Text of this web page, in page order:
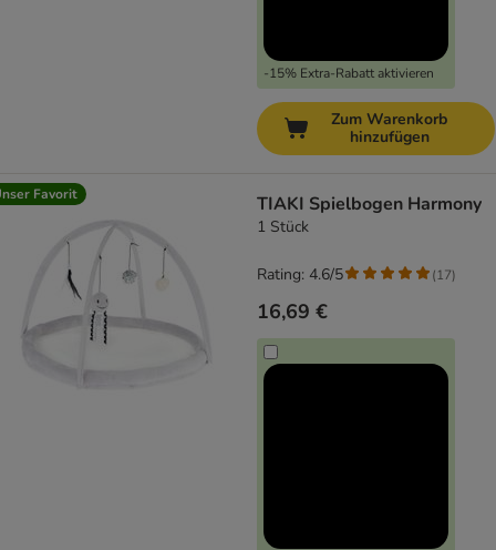
-15% Extra-Rabatt aktivieren
Zum Warenkorb
hinzufügen
Favorit TIAKI Spielbogen Harmony
1 Stück
16,69 €
Rating: 4.6/5 (17)